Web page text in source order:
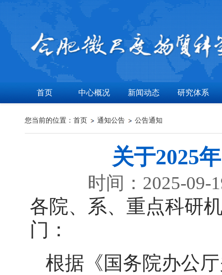
首页 中心概况 新闻动态 研究体系
您当前的位置： 首页 通知公告 公告通知
关于2025
时间：2025-09-
各院、系、重点科研
门：
根据《国务院办公